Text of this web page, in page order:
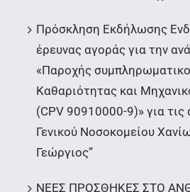
Πρόσκληση Εκδήλωσης
έρευνας αγοράς για την
«Παροχής
Καθαριότητας και
(CPV 90910000-9)» για τις
Γενικού Νοσοκομείου
Γεώργιος”
ΝΕΕΣ ΠΡΟΣΘΗΚΕΣ ΣΤΟ